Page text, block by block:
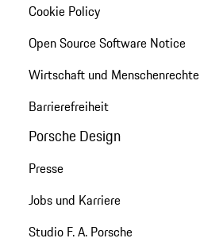
Cookie Policy
Open Source Software Notice
Wirtschaft und Menschenrechte
Barrierefreiheit
Porsche Design
Presse
Jobs und Karriere
Studio F. A. Porsche